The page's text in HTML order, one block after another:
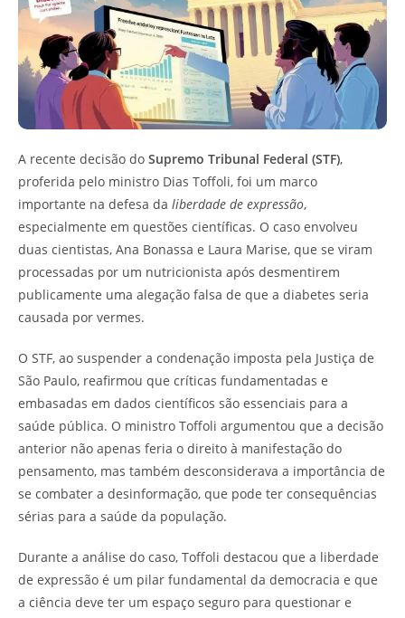
A recente decisão do Supremo Tribunal Federal (STF),
proferida pelo ministro Dias Toffoli, foi um marco
importante na defesa da liberdade de expressão,
especialmente em questões científicas. O caso envolveu
duas cientistas, Ana Bonassa e Laura Marise, que se viram
processadas por um nutricionista após desmentirem
publicamente uma alegação falsa de que a diabetes seria
causada por vermes.
O STF, ao suspender a condenação imposta pela Justiça de
São Paulo, reafirmou que críticas fundamentadas e
embasadas em dados científicos são essenciais para a
saúde pública. O ministro Toffoli argumentou que a decisão
anterior não apenas feria o direito à manifestação do
pensamento, mas também desconsiderava a importância de
se combater a desinformação, que pode ter consequências
sérias para a saúde da população.
Durante a análise do caso, Toffoli destacou que a liberdade
de expressão é um pilar fundamental da democracia e que
a ciência deve ter um espaço seguro para questionar e